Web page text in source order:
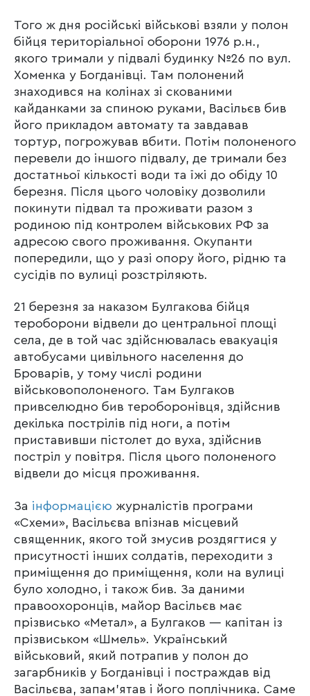
Того ж дня російські військові взяли у полон
бійця територіальної оборони 1976 р.н.,
якого тримали у підвалі будинку №26 по вул.
Хоменка у Богданівці. Там полонений
знаходився на колінах зі скованими
кайданками за спиною руками, Васільєв бив
його прикладом автомату та завдавав
тортур, погрожував вбити. Потім полоненого
перевели до іншого підвалу, де тримали без
достатньої кількості води та їжі до обіду 10
березня. Після цього чоловіку дозволили
покинути підвал та проживати разом з
родиною під контролем військових РФ за
адресою свого проживання. Окупанти
попередили, що у разі опору його, рідню та
сусідів по вулиці розстріляють.
21 березня за наказом Булгакова бійця
тероборони відвели до центральної площі
села, де в той час здійснювалась евакуація
автобусами цивільного населення до
Броварів, у тому числі родини
військовополоненого. Там Булгаков
привселюдно бив тероборонівця, здійснив
декілька пострілів під ноги, а потім
приставивши пістолет до вуха, здійснив
постріл у повітря. Після цього полоненого
відвели до місця проживання.
За інформацією журналістів програми
«Схеми», Васільєва впізнав місцевий
священник, якого той змусив роздягтися у
присутності інших солдатів, переходити з
приміщення до приміщення, коли на вулиці
було холодно, і також бив. За даними
правоохоронців, майор Васільєв має
прізвисько «Метал», а Булгаков — капітан із
прізвиськом «Шмель». Український
військовий, який потрапив у полон до
загарбників у Богданівці і постраждав від
Васільєва, запам’ятав і його поплічника. Саме